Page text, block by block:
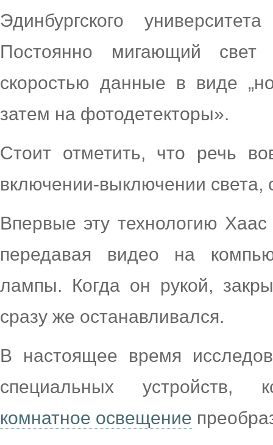
Эдинбургского
Постоянно мигающий
скоростью данные в виде
затем на фотодетекторы».
Стоит отметить, что речь
включении-выключении света,
Впервые эту технологию
передавая видео на
лампы. Когда он рукой,
сразу же останавливался.
В настоящее время
специальных устройств,
комнатное освещение